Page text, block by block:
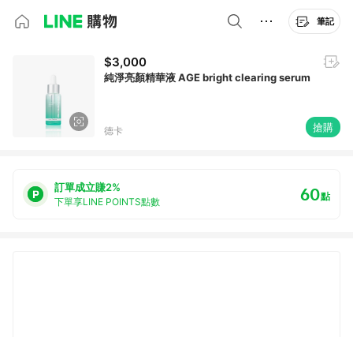
筆記
$3,000
純淨亮顏精華液 AGE bright clearing serum
德卡 搶購
訂單成立賺2%
下單享LINE POINTS點數 60點